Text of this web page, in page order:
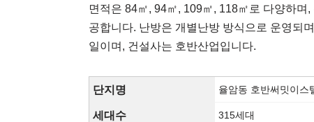
면적은 84㎡, 94㎡, 109㎡, 118㎡로 다양하며
공합니다. 난방은 개별난방 방식으로 운영되
일이며, 건설사는 호반산업입니다.
단지명 율암동 호반써밋이스
세대수 315세대